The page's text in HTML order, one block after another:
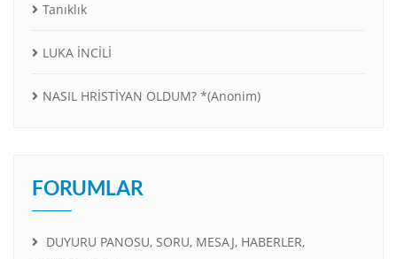
Tanıklık
LUKA İNCİLİ
NASIL HRİSTİYAN OLDUM? *(Anonim)
FORUMLAR
DUYURU PANOSU, SORU, MESAJ, HABERLER,